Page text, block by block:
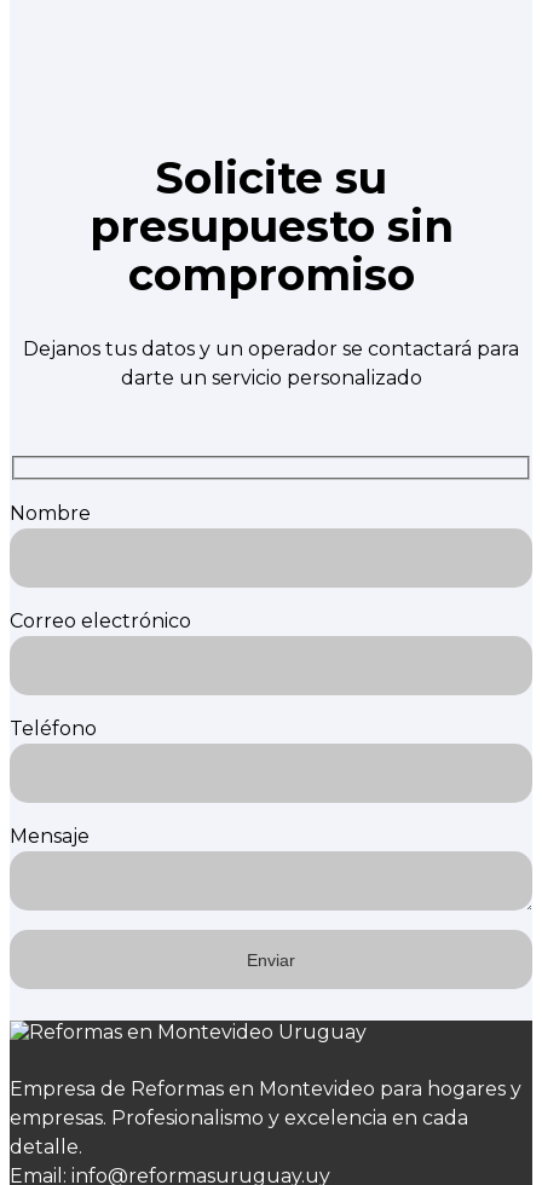
Solicite su
presupuesto sin
compromiso
Dejanos tus datos y un operador se contactará para
darte un servicio personalizado
Nombre
Correo electrónico
Teléfono
Mensaje
Empresa de Reformas en Montevideo para hogares y
empresas. Profesionalismo y excelencia en cada
detalle.
Email: info@reformasuruguay.uy